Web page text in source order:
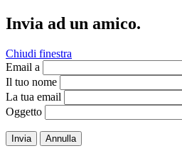
Invia ad un amico.
Chiudi finestra
Email a
Il tuo nome
La tua email
Oggetto
Invia Annulla